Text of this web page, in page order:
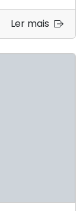
Ler mais